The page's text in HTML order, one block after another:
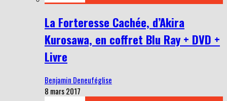
La Forteresse Cachée, d’Akira
Kurosawa, en coffret Blu Ray + DVD +
Livre
Benjamin Deneuféglise
8 mars 2017